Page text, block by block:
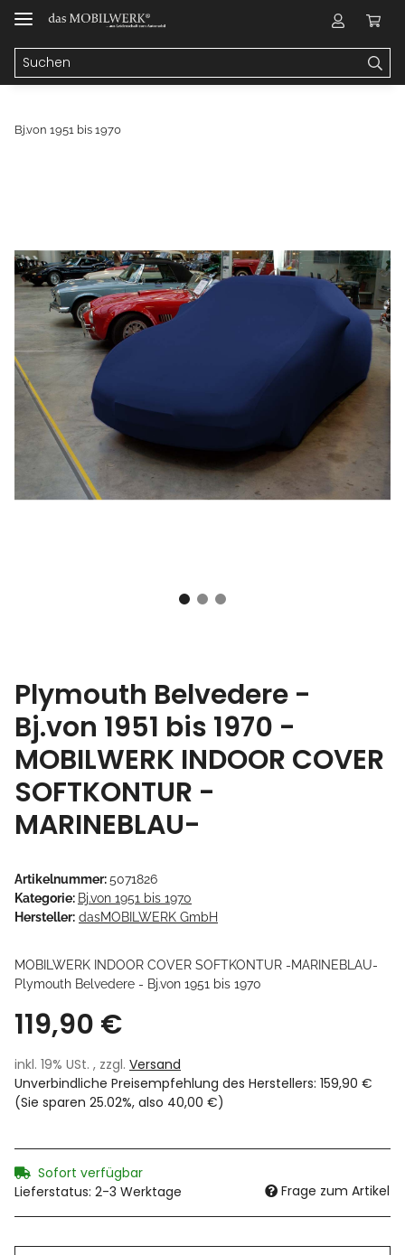
Bj.von 1951 bis 1970
Plymouth Belvedere -
Bj.von 1951 bis 1970 -
MOBILWERK INDOOR COVER
SOFTKONTUR -
MARINEBLAU-
Artikelnummer:5071826
Kategorie: Bj.von 1951 bis 1970
Hersteller: dasMOBILWERK GmbH
MOBILWERK INDOOR COVER SOFTKONTUR -MARINEBLAU-
Plymouth Belvedere - Bj.von 1951 bis 1970
119,90 €
inkl. 19% USt. , zzgl. Versand
Unverbindliche Preisempfehlung des Herstellers: 159,90 €
(Sie sparen 25.02%, also 40,00 €)
Sofort verfügbar
Lieferstatus: 2-3 Werktage
Frage zum Artikel